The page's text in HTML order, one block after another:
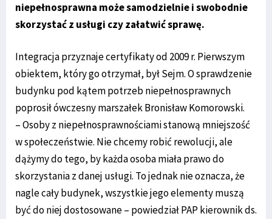
niepełnosprawna może samodzielnie i swobodnie
skorzystać z usługi czy załatwić sprawę.
Integracja przyznaje certyfikaty od 2009 r. Pierwszym
obiektem, który go otrzymał, był Sejm. O sprawdzenie
budynku pod kątem potrzeb niepełnosprawnych
poprosił ówczesny marszałek Bronisław Komorowski.
– Osoby z niepełnosprawnościami stanową mniejszość
w społeczeństwie. Nie chcemy robić rewolucji, ale
dążymy do tego, by każda osoba miała prawo do
skorzystania z danej usługi. To jednak nie oznacza, że
nagle cały budynek, wszystkie jego elementy muszą
być do niej dostosowane – powiedział PAP kierownik ds.